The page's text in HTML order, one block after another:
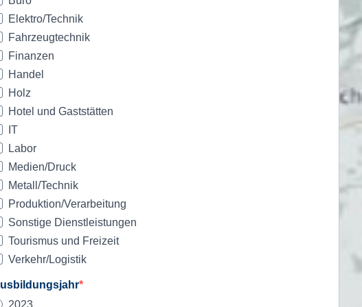
Elektro/Technik
Fahrzeugtechnik
Finanzen
Handel
Holz
Hotel und Gaststätten
IT
Labor
Medien/Druck
Metall/Technik
Produktion/Verarbeitung
Sonstige Dienstleistungen
Tourismus und Freizeit
Verkehr/Logistik
2023